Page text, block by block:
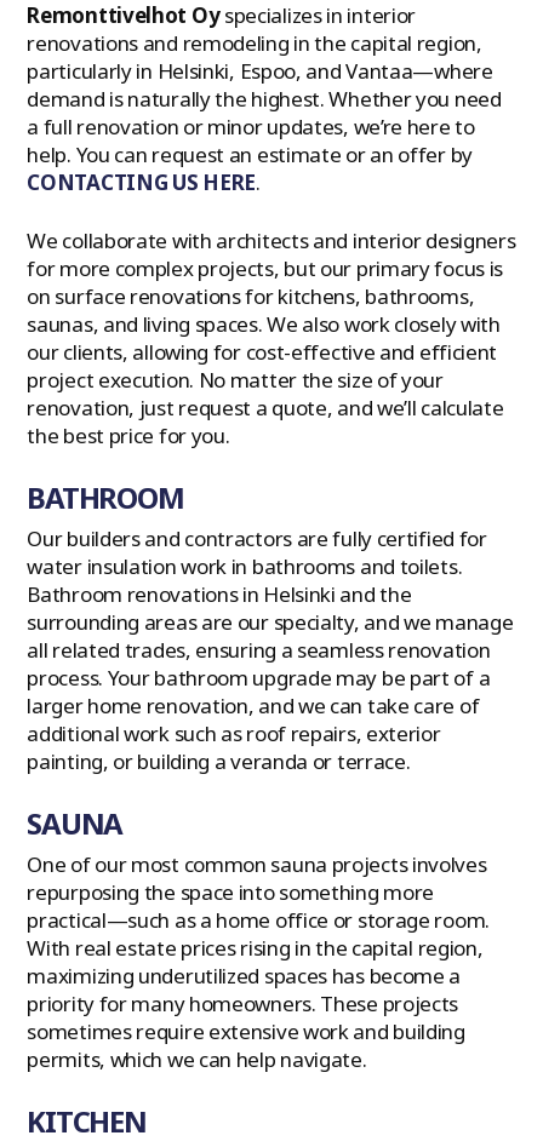
Remonttivelhot Oyspecializes in interior
renovations and remodeling in the capital region,
particularly in Helsinki, Espoo, and Vantaa—where
demand is naturally the highest. Whether you need
a full renovation or minor updates, we’re here to
help. You can request an estimate or an offer by
CONTACTING US HERE.
We collaborate with architects and interior designers
for more complex projects, but our primary focus is
on surface renovations for kitchens, bathrooms,
saunas, and living spaces. We also work closely with
our clients, allowing for cost-effective and efficient
project execution. No matter the size of your
renovation, just request a quote, and we’ll calculate
the best price for you.
BATHROOM
Our builders and contractors are fully certified for
water insulation work in bathrooms and toilets.
Bathroom renovations in Helsinki and the
surrounding areas are our specialty, and we manage
all related trades, ensuring a seamless renovation
process. Your bathroom upgrade may be part of a
larger home renovation, and we can take care of
additional work such as roof repairs, exterior
painting, or building a veranda or terrace.
SAUNA
One of our most common sauna projects involves
repurposing the space into something more
practical—such as a home office or storage room.
With real estate prices rising in the capital region,
maximizing underutilized spaces has become a
priority for many homeowners. These projects
sometimes require extensive work and building
permits, which we can help navigate.
KITCHEN